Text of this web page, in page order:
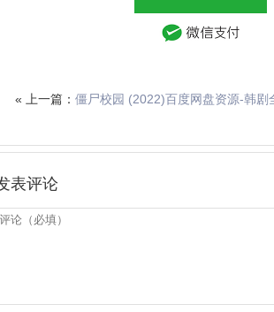
« 上一篇： 僵尸校园 (2022)百度网盘资源-韩剧
表评论